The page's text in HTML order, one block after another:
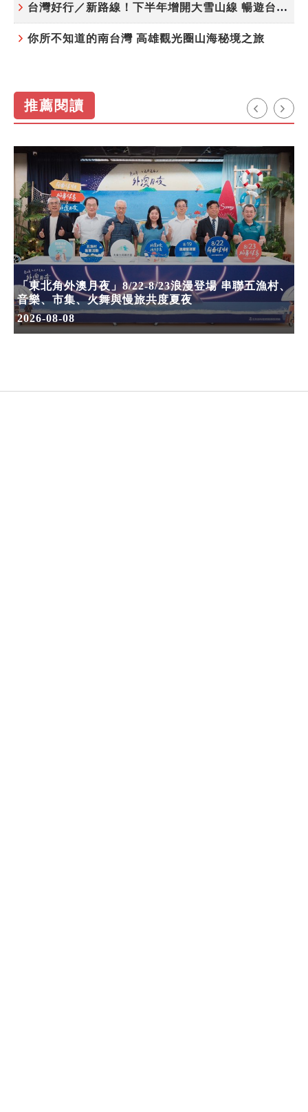
台灣好行／新路線！下半年增開大雪山線 暢遊台中更便利
你所不知道的南台灣 高雄觀光圈山海秘境之旅
推薦閱讀
「東北角外澳月夜」8/22-8/23浪漫登場 串聯五漁村、
音樂、市集、火舞與慢旅共度夏夜
2026-08-08